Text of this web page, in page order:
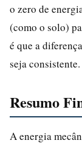
o zero de
(como o solo)
é que a
seja consistente.
Resumo
A energia